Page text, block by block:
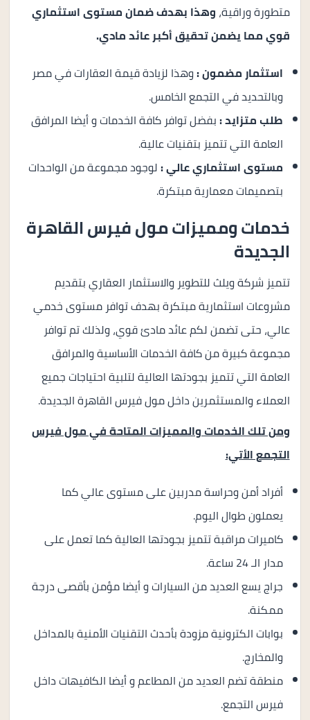
متطورة وراقية، وهذا بهدف ضمان مستوى استثماري
قوي مما يضمن تحقيق أكبر عائد مادي.
استثمار مضمون :وهذا لزيادة قيمة العقارات في مصر
وبالتحديد في التجمع الخامس.
طلب متزايد :بفضل توافر كافة الخدمات و أيضا المرافق
العامة التي تتميز بتقنيات عالية.
مستوى استثماري عالي :لوجود مجموعة من الواحدات
بتصميمات معمارية مبتكرة.
خدمات ومميزات مول فيرس القاهرة
الجديدة
تتميز شركة ويلث للتطوير والاستثمار العقاري بتقديم
مشروعات استثمارية مبتكرة بهدف توافر مستوى خدمي
عالي، حتى تضمن لكم عائد مادئ قوي، ولذلك تم توافر
مجموعة كبيرة من كافة الخدمات الأساسية والمرافق
العامة التي تتميز بجودتها العالية لتلبية احتياجات جميع
العملاء والمستثمرين داخل مول فيرس القاهرة الجديدة.
ومن تلك الخدمات والمميزات المتاحة في مول فيرس
التجمع الأتي:
أفراد أمن وحراسة مدربين على مستوى عالي كما
يعملون طوال اليوم.
كاميرات مراقبة تتميز بجودتها العالية كما تعمل على
مدار الـ 24 ساعة.
جراج يسع العديد من السيارات و أيضا مؤمن بأقصى درجة
ممكنة.
بوابات الكترونية مزودة بأحدث التقنيات الأمنية بالمداخل
والمخارج.
منطقة تضم العديد من المطاعم و أيضا الكافيهات داخل
فيرس التجمع.